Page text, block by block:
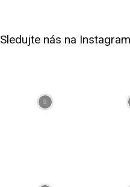
Sledujte nás na